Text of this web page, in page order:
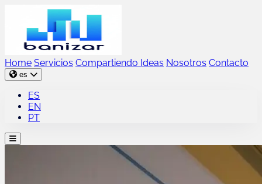
Home Servicios Compartiendo Ideas Nosotros Contacto
es
ES
EN
PT